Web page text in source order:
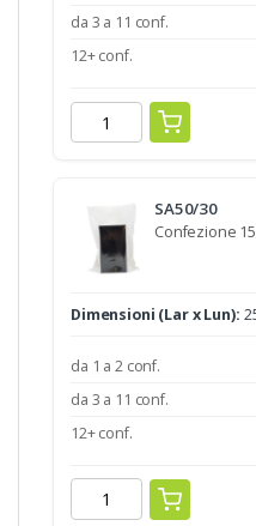
da 3 a 11 conf.
12+ conf.
SA50/30
Confezione
Dimensioni (Lar x Lun):
da 1 a 2 conf.
da 3 a 11 conf.
12+ conf.